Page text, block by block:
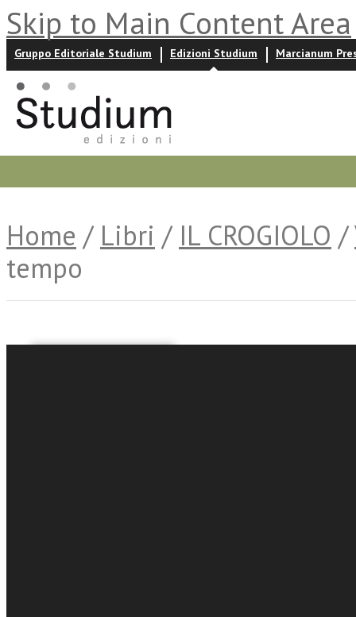
Skip to Main Content Area
Gruppo Editoriale Studium Edizioni Studium Marcianum
Home / Libri / IL CROGIOLO /
tempo